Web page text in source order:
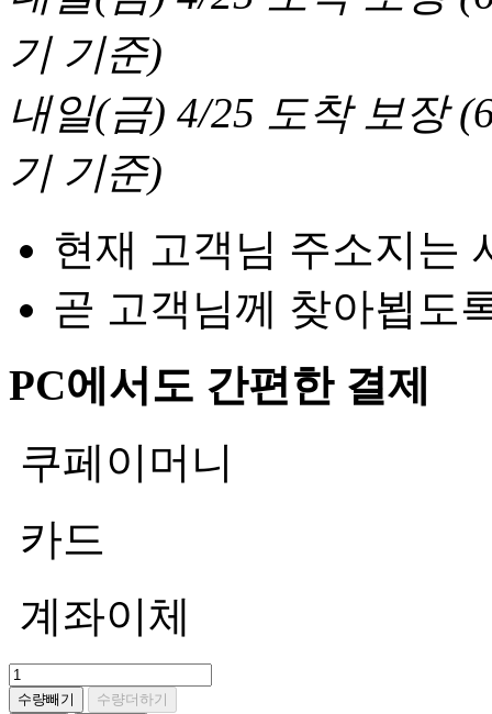
기 기준)
내일(금) 4/25 도착 보장(
기 기준)
현재 고객님 주소지는
곧 고객님께 찾아뵙도
PC에서도 간편한 결제
쿠페이머니
카드
계좌이체
수량빼기
수량더하기